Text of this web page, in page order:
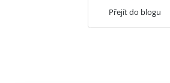
Přejít do blogu